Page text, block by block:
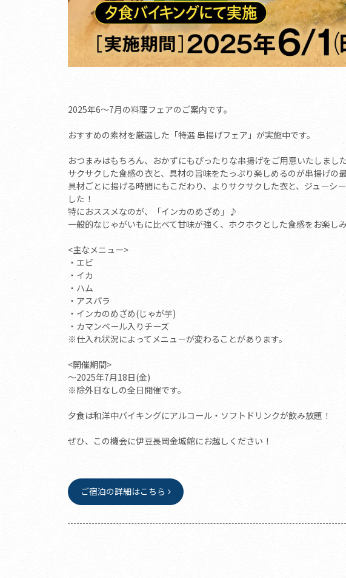
2025年6～7月の料理フェアのご案内です。
おすすめの素材を厳選した「特選 串揚げフェア」が実施中です。
おつまみはもちろん、おかずにもぴったりな串揚げをご用意いたしまし
サクサクした食感の衣と、具材の旨味をたっぷり楽しめるのが串揚げの最
具材ごとに揚げる時間にもこだわり、よりサクサクした衣と、ジューシ
した！
特におススメなのが、「インカのめざめ」♪
一般的なじゃがいもに比べて甘味が強く、ホクホクとした食感をお楽しみ
<主なメニュー>
・エビ
・イカ
・ハム
・アスパラ
・インカのめざめ(じゃが芋)
・カマンベール入りチーズ
※仕入れ状況によってメニューが変わることがあります。
<開催期間>
～2025年7月18日(金)
※除外日なしの全日開催です。
夕食は和洋中バイキングにアルコール・ソフトドリンクが飲み放題！
ぜひ、この機会に伊豆長岡金城館にお越しください！
ご宿泊の詳細はこちら